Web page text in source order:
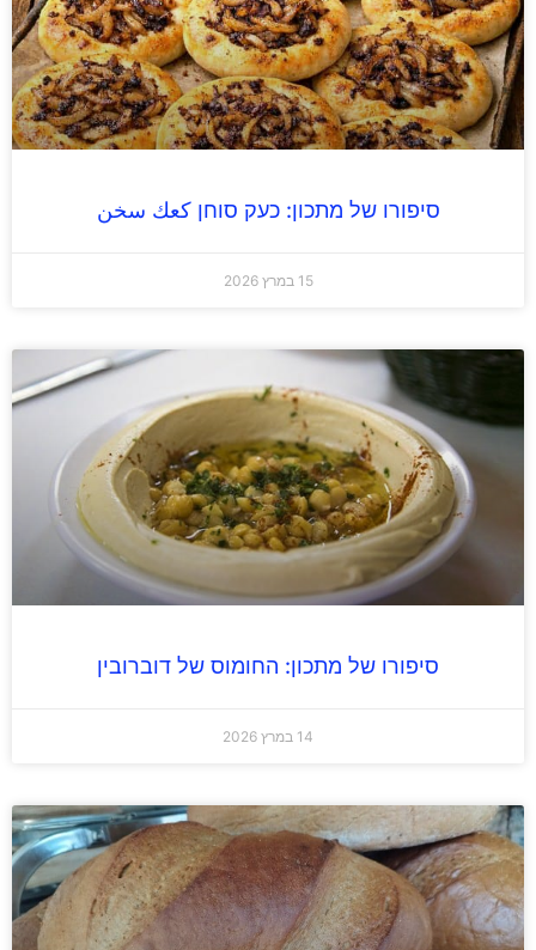
סיפורו של מתכון: כעק סוחן كعك سخن
סיפורו של מתכון: החומוס של דוברובין